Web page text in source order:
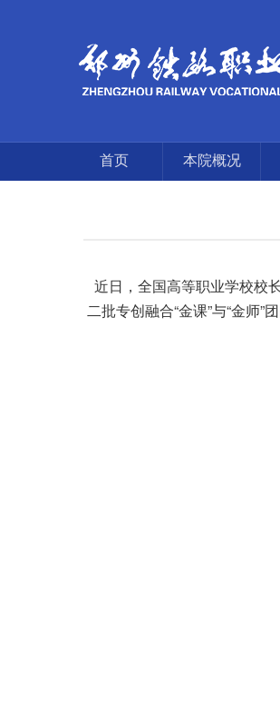
首页 本院概况
近日，全国高等职业学校校
二批专创融合“金课”与“金师”团